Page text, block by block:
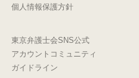
個人情報保護方針
東京弁護士会SNS公式
アカウントコミュニティ
ガイドライン